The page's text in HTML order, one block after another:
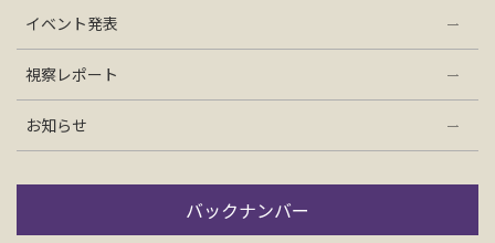
イベント発表
視察レポート
お知らせ
バックナンバー